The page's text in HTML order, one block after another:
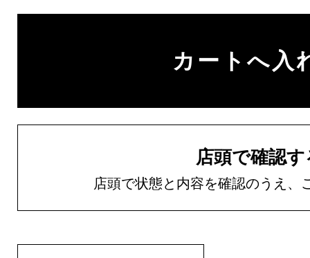
店頭で確認
店頭で状態と内容を確認のうえ、